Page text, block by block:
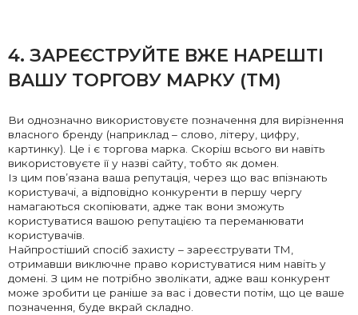
4. ЗАРЕЄСТРУЙТЕ ВЖЕ НАРЕШТІ
ВАШУ ТОРГОВУ МАРКУ (ТМ)
Ви однозначно використовуєте позначення для вирізнення
власного бренду (наприклад – слово, літеру, цифру,
картинку). Це і є торгова марка. Скоріш всього ви навіть
використовуєте її у назві сайту, тобто як домен.
Із цим пов’язана ваша репутація, через що вас впізнають
користувачі, а відповідно конкуренти в першу чергу
намагаються скопіювати, адже так вони зможуть
користуватися вашою репутацією та переманювати
користувачів.
Найпростіший спосіб захисту – зареєструвати ТМ,
отримавши виключне право користуватися ним навіть у
домені. З цим не потрібно зволікати, адже ваш конкурент
може зробити це раніше за вас і довести потім, що це ваше
позначення, буде вкрай складно.